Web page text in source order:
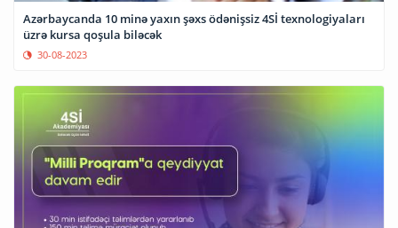
Azərbaycanda 10 minə yaxın şəxs ödənişsiz 4Sİ texnologiyaları
üzrə kursa qoşula biləcək
30-08-2023